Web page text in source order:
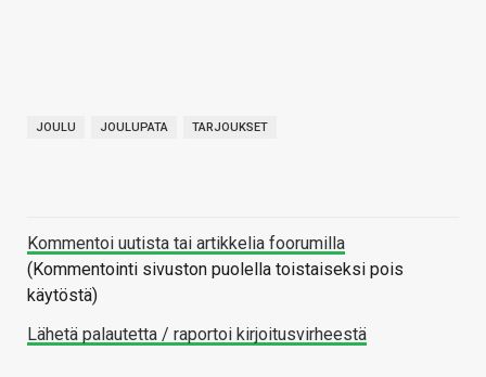
JOULU JOULUPATA TARJOUKSET
Kommentoi uutista tai artikkelia foorumilla
(Kommentointi sivuston puolella toistaiseksi pois
käytöstä)
Lähetä palautetta / raportoi kirjoitusvirheestä